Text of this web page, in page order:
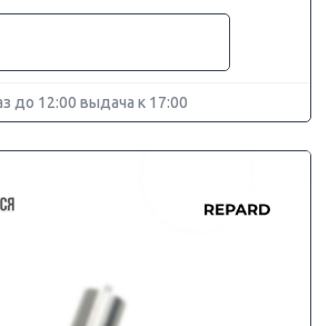
до 12:00 выдача к 17:00